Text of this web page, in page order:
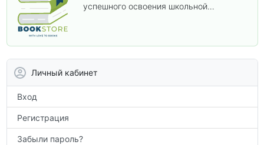
успешного освоения школьной
Личный кабинет
Вход
Регистрация
Забыли пароль?